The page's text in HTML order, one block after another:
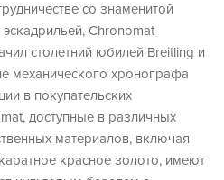
со знаменитой
Chronomat
столетний юбилей Breitling и
механического хронографа
в покупательских
доступные в различных
материалов, включая
красное золото, имеют